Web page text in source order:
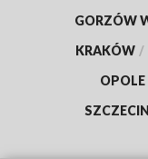
GORZÓW
KRAKÓW /
OPOLE
SZCZECIN